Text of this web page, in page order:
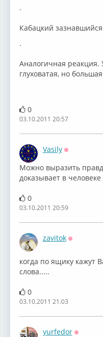
.
Кабацкий
.
Аналогичная реакция.
глуховатая, но
0
03.10.2011 20:57
Vasily
Можно выразить
доказывает в
0
03.10.2011 20:59
zavitok
когда по ящику кажут
слова.....
0
03.10.2011 21:03
yurfedor